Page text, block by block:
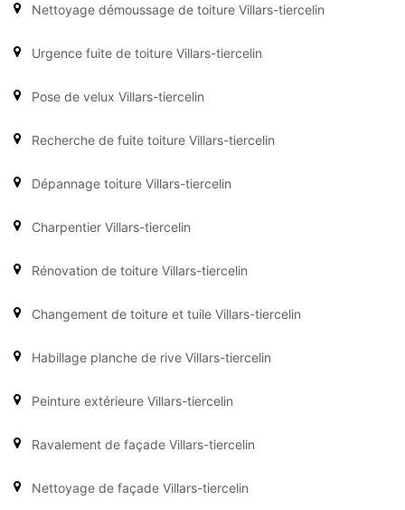
Nettoyage démoussage de toiture Villars-tiercelin
Urgence fuite de toiture Villars-tiercelin
Pose de velux Villars-tiercelin
Recherche de fuite toiture Villars-tiercelin
Dépannage toiture Villars-tiercelin
Charpentier Villars-tiercelin
Rénovation de toiture Villars-tiercelin
Changement de toiture et tuile Villars-tiercelin
Habillage planche de rive Villars-tiercelin
Peinture extérieure Villars-tiercelin
Ravalement de façade Villars-tiercelin
Nettoyage de façade Villars-tiercelin